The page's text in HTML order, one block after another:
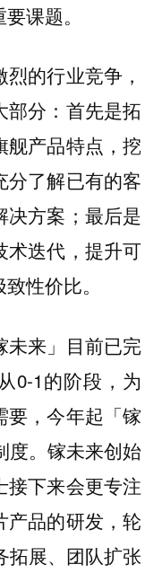
课题。
的行业竞争，
部分：首先是拓
舰产品特点，挖
分了解已有的客
决方案；最后是
术迭代，提升可
性价比。
未来」目前已完
0-1的阶段，为
要，今年起「镓
度。镓未来创始
接下来会更专注
产品的研发，轮
拓展、团队扩张